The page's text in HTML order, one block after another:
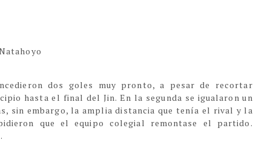
dos goles muy pronto, a pesar de recortar
hasta el final del Jin. En la segunda se igualaron un
sin embargo, la amplia distancia que tenía el rival y la
que el equipo colegial remontase el partido.